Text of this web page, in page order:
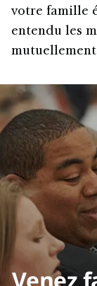
votre famille
entendu les
mutuellement